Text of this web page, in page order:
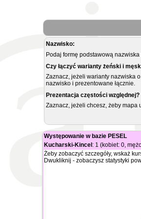
Nazwisko:
Podaj formę podstawową
Czy łączyć warianty żeński i
Zaznacz, jeżeli warianty nazwiska
nazwisko i prezentowane łącznie.
Prezentacja częstości względnej?
Zaznacz, jeżeli chcesz, żeby mapa
Występowanie w bazie PESEL
Kucharski-Kincel : 1 (kobiet: 0,
Żeby zobaczyć szczegóły, wskaż
Dwukliknij - zobaczysz statystyki